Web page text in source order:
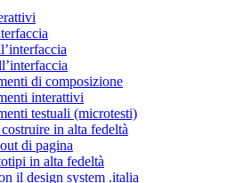
di composizione
interattivi
testuali (microtesti)
in alta fedeltà
di pagina
in alta fedeltà
il design system .italia